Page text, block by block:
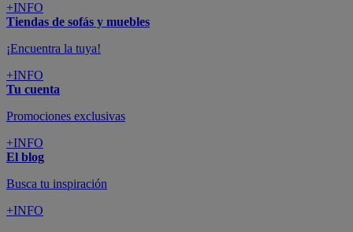
+INFO
Tiendas de sofás y muebles
¡Encuentra la tuya!
+INFO
Tu cuenta
Promociones exclusivas
+INFO
El blog
Busca tu inspiración
+INFO